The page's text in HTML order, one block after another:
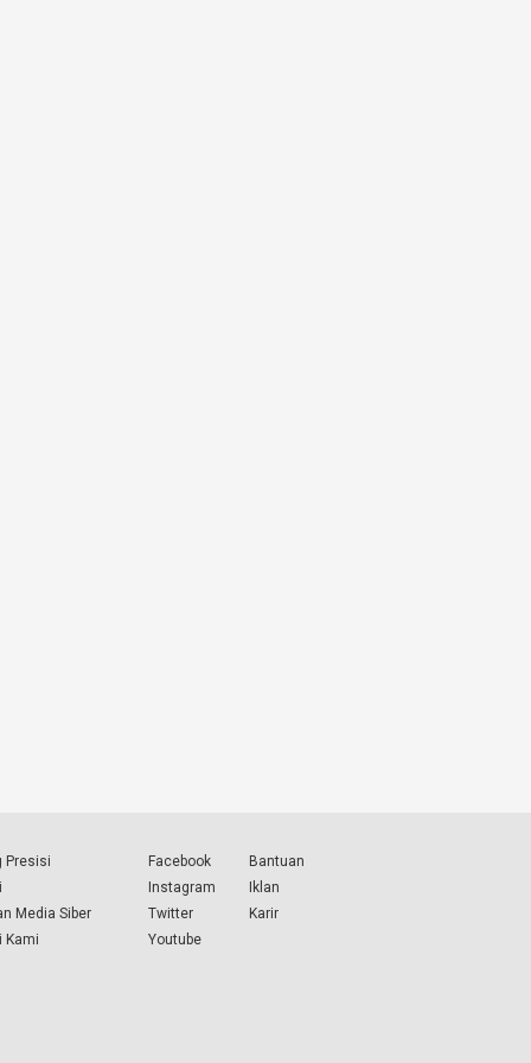
Presisi
Media Siber
Kami
Facebook
Instagram
Twitter
Youtube
Bantuan
Iklan
Karir